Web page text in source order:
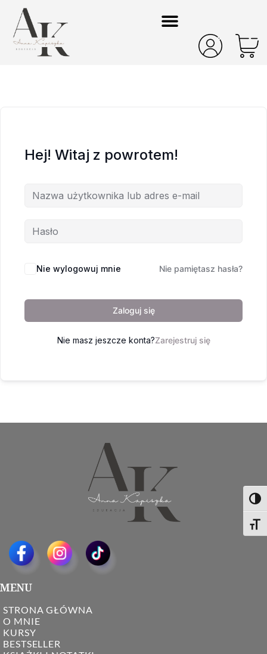
Hej! Witaj z powrotem!
Nie wylogowuj mnie Nie pamiętasz hasła?
Zaloguj się
Nie masz jeszcze konta?Zarejestruj się
MENU
STRONA GŁÓWNA
O MNIE
KURSY
BESTSELLER